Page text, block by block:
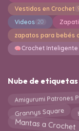
Vestidos en Crochet
Videos 20
zapatos para bebés
Crochet Inteligente
Nube de etiquetas
Amigurumi Patrones
Grannys Square
Mantas a Crochet